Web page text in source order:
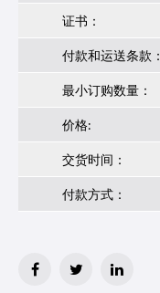
证书：
付款和运送条款：
最小订购数量：
价格:
交货时间：
付款方式：